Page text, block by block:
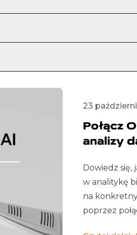
23
Połącz
analizy
Dowiedz
w analitykę
na
poprzez